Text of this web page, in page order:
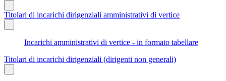
Titolari di incarichi dirigenziali amministrativi di vertice
Incarichi amministrativi di vertice - in formato tabellare
Titolari di incarichi dirigenziali (dirigenti non generali)